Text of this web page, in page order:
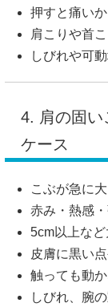
押すと痛い
肩こりや首
しびれや可
4. 肩の固い
ケース
こぶが急に
赤み・熱感
5cm以上な
皮膚に黒い
触っても動
しびれ、腕